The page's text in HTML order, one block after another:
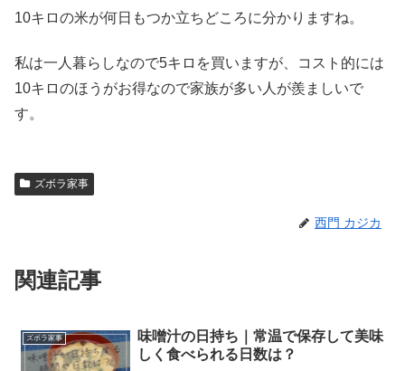
10キロの米が何日もつか立ちどころに分かりますね。
私は一人暮らしなので5キロを買いますが、コスト的には
10キロのほうがお得なので家族が多い人が羨ましいで
す。
ズボラ家事
西門 カジカ
関連記事
ズボラ家事
味噌汁の日持ち｜常温で保存して美味
しく食べられる日数は？